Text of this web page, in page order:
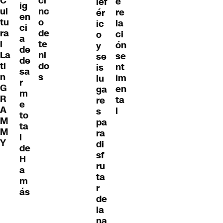
ul
tu
ra
l
La
ti
n
G
R
A
M
M
Y
ig
en
ci
a
de
de
sa
r
m
e
to
ta
l
de
H
a
m
ás
nc
o
de
te
ni
do
s
ér
ic
o
y
se
is
lu
ga
re
s
pa
ra
di
sf
ru
ta
r
de
la
re
la
ci
ón
se
nt
im
en
ta
l